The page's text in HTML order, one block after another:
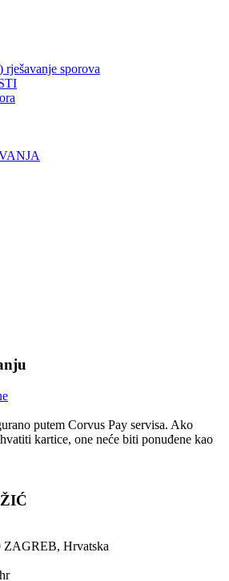
rješavanje sporova
putem Corvus Pay servisa. Ako
kartice, one neće biti ponuđene kao
ZAGREB, Hrvatska